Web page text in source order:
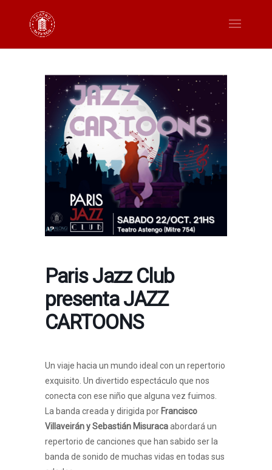
Paris Jazz Club
presenta JAZZ
CARTOONS
Un viaje hacia un mundo ideal con un repertorio
exquisito. Un divertido espectáculo que nos
conecta con ese niño que alguna vez fuimos.
La banda creada y dirigida por Francisco
Villaveirán y Sebastián Misuracaabordará un
repertorio de canciones que han sabido ser la
banda de sonido de muchas vidas en todas sus